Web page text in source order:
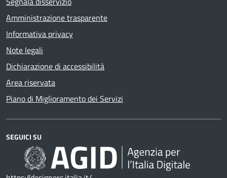
Amministrazione trasparente
Informativa privacy
Note legali
Dichiarazione di accessibilità
Area riservata
Piano di Miglioramento dei Servizi
SEGUICI SU